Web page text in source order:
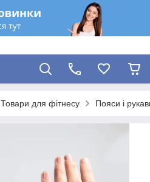
Товари для фітнесу Пояси і